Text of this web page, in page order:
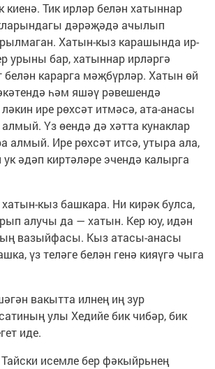
Тик ирләр белән хатыннар
дәрәҗәдә ачылып
Хатын-кыз карашында ир-
урыны бар, хатыннар ирләргә
белән карарга мәҗбүрләр. Хатын өй
һәм яшәү рәвешендә
ире рөхсәт итмәсә, ата-анасы
Үз өендә дә хәтта кунаклар
алмый. Ире рөхсәт итсә, утыра ала,
әдәп киртәләре эчендә калырга
кыз башкара. Ни кирәк булса,
алучы да — хатын. Кер юу, идән
вазыйфасы. Кыз атасы-анасы
үз теләге белән генә кияүгә чыга
вакытта илнең иң зур
улы Хедийе бик чибәр, бик
иде.
Тайски исемле бер фәкыйрьнең